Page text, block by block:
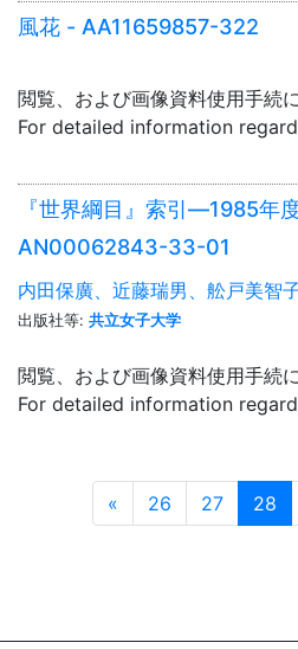
風花 - AA11659857-322
閲覧、および画像資料使用手続
For detailed information
『世界綱目』索引―1985年
AN00062843-33-01
内田保廣、近藤瑞男、舩戸美智
出版社等: 共立女子大学
閲覧、および画像資料使用手続
For detailed information
« Prev26 27 28